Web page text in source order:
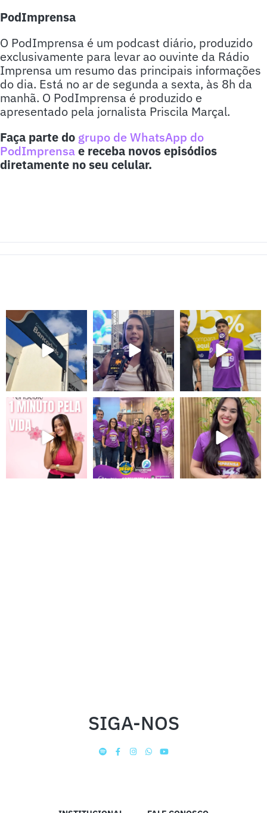
PodImprensa
O PodImprensa é um podcast diário, produzido
exclusivamente para levar ao ouvinte da Rádio
Imprensa um resumo das principais informações
do dia. Está no ar de segunda a sexta, às 8h da
manhã. O PodImprensa é produzido e
apresentado pela jornalista Priscila Marçal.
Faça parte do grupo de WhatsApp do
PodImprensae receba novos episódios
diretamente no seu celular.
SIGA-NOS